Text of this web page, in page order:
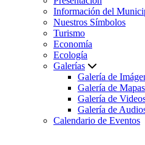
Información del
Nuestros Símbolos
Turismo
Economía
Ecología
Galerías
Galería de
Galería de Mapas
Galería de
Galería de
Calendario de Eventos